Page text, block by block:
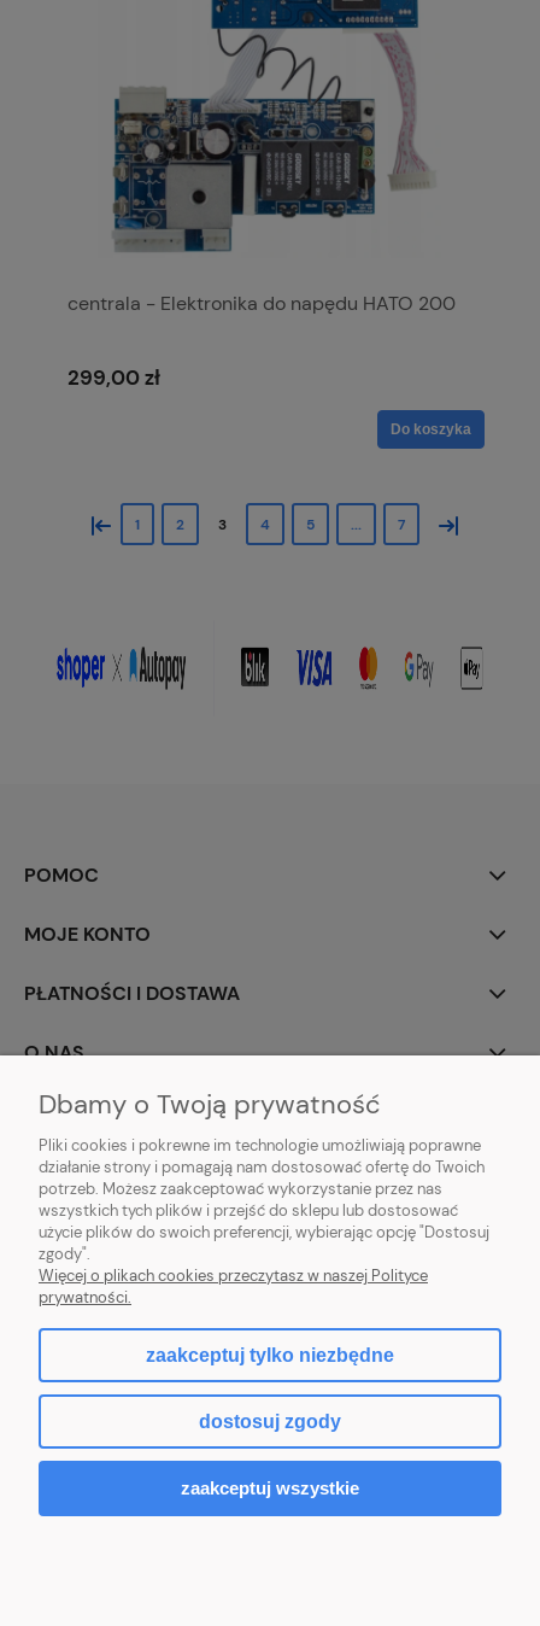
centrala - Elektronika do napędu HATO 200
299,00 zł
Do koszyka
« 1 2 3 4 5 ... 7 »
POMOC
MOJE KONTO
PŁATNOŚCI I DOSTAWA
O NAS
PROFBRAM JACEK PYTEL| ul. Wesoła 91, 34-300 Żywiec, woj. śląskie | E-
Tel.: 663-960-697| NIP: 5532389225 REGON: 241495070
pokaż pełną wersję strony
Sklep internetowy Shoper.pl
Dbamy o Twoją prywatność
Pliki cookies i pokrewne im technologie umożliwiają poprawne
działanie strony i pomagają nam dostosować ofertę do Twoich
potrzeb. Możesz zaakceptować wykorzystanie przez nas
wszystkich tych plików i przejść do sklepu lub dostosować
użycie plików do swoich preferencji, wybierając opcję "Dostosuj
zgody".
Więcej o plikach cookies przeczytasz w naszej Polityce
prywatności.
zaakceptuj tylko niezbędne
dostosuj zgody
zaakceptuj wszystkie